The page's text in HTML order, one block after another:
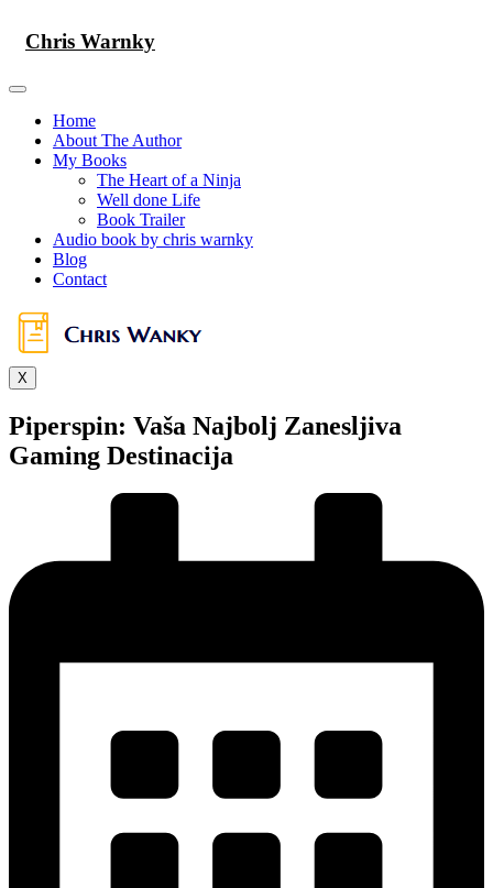
content
Chris Warnky
Home
About The Author
My Books
The Heart of a Ninja
Well done Life
Book Trailer
Audio book by chris warnky
Blog
Contact
X
Piperspin: Vaša Najbolj Zanesljiva
Gaming Destinacija